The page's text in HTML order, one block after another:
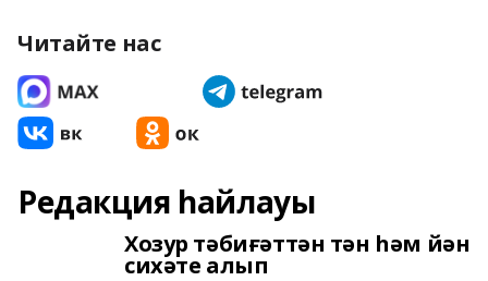
Читайте нас
Редакция һайлауы
Хозур тәбиғәттән тән һәм йән
сихәте алып